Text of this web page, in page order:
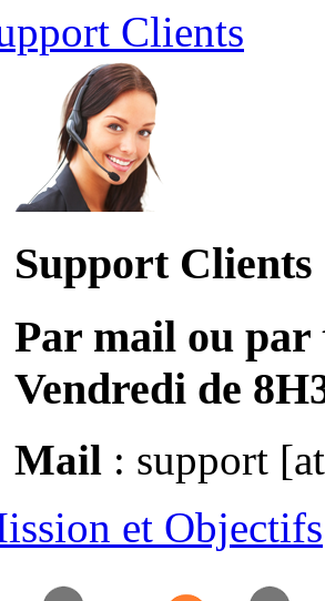
Clients
Support Clients
Par mail ou par
Vendredi de
Mail : support
et Objectifs